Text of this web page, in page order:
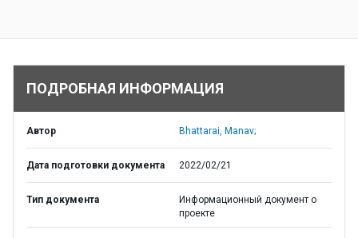
ПОДРОБНАЯ ИНФОРМАЦИЯ
Автор Bhattarai, Manav;
Дата подготовки документа 2022/02/21
Тип документа
Информационный документ о
проекте